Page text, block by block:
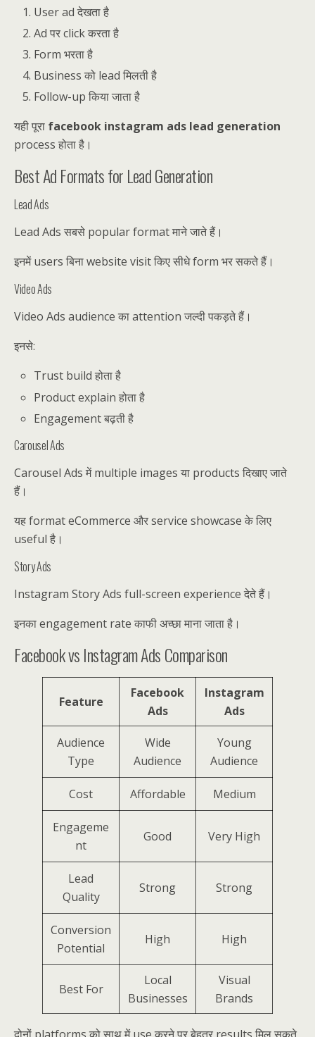
User ad देखता है
Ad पर click करता है
Form भरता है
Business को lead मिलती है
Follow-up किया जाता है
यही पूरा facebook instagram ads lead generation
process होता है।
Best Ad Formats for Lead Generation
Lead Ads
Lead Ads सबसे popular format माने जाते हैं।
इनमें users बिना website visit किए सीधे form भर सकते हैं।
Video Ads
Video Ads audience का attention जल्दी पकड़ते हैं।
इनसे:
Trust build होता है
Product explain होता है
Engagement बढ़ती है
Carousel Ads
Carousel Ads में multiple images या products दिखाए जाते
हैं।
यह format eCommerce और service showcase के लिए
useful है।
Story Ads
Instagram Story Ads full-screen experience देते हैं।
इनका engagement rate काफी अच्छा माना जाता है।
Facebook vs Instagram Ads Comparison
Feature
Facebook
Ads
Instagram
Ads
Audience
Type
Wide
Audience
Young
Audience
Cost Affordable Medium
Engageme
nt
Good Very High
Lead
Quality
Strong Strong
Conversion
Potential
High High
Best For
Local
Businesses
Visual
Brands